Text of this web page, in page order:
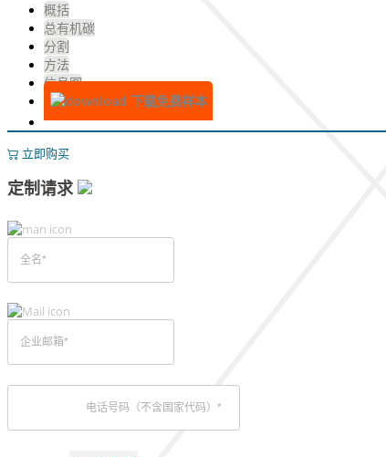
概括
总有机碳
分割
方法
信息图
下载免费样本
立即购买
定制请求